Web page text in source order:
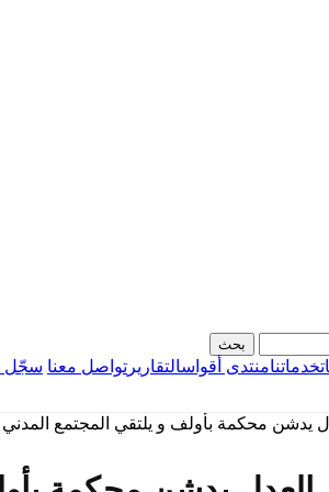
بحث
خدماتنامنتدى أقواسالتقارير تواصل معنا سجّل